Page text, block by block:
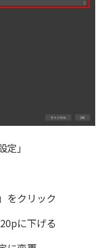
」
をクリック
に下げる